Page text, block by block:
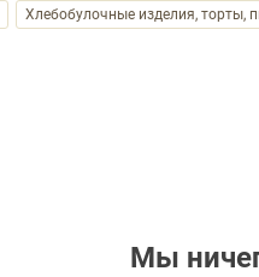
Хлебобулочные изделия, торты,
Мы